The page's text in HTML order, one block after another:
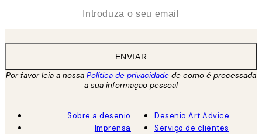
ENVIAR
Por favor leia a nossa Política de privacidade de como é processada
a sua informação pessoal
Sobre a desenio
Imprensa
Desenio Art Advice
Serviço de clientes